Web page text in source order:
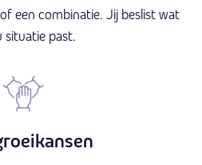
een combinatie. Jij beslist wat
situatie past.